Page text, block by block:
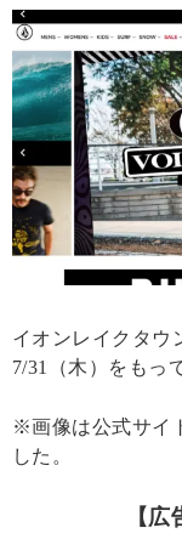
イオンレイクタウ
7/31（木）をもっ
※画像は公式サイ
した。
【